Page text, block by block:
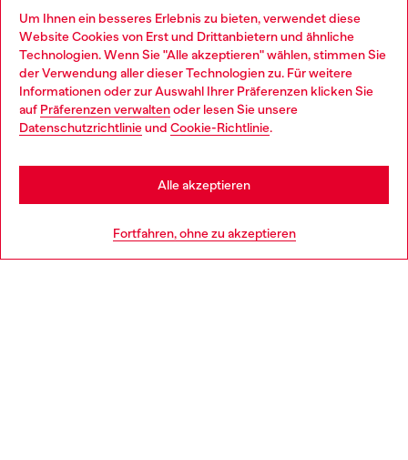
Um Ihnen ein besseres Erlebnis zu bieten, verwendet diese
Website Cookies von Erst und Drittanbietern und ähnliche
Technologien. Wenn Sie "Alle akzeptieren" wählen, stimmen Sie
der Verwendung aller dieser Technologien zu. Für weitere
Informationen oder zur Auswahl Ihrer Präferenzen klicken Sie
auf Präferenzen verwaltenoder lesen Sie unsere
Datenschutzrichtlinieund Cookie-Richtlinie.
Fortfahren, ohne zu akzeptieren
Alle akzeptieren
Omnichannel-Services
Entdecke unser gesamtes Service-Angebot, online und
im Store.
Mehr erfahren
Choose your location
You are currently browsing Deutschland website, but it seems
you may be based in United States